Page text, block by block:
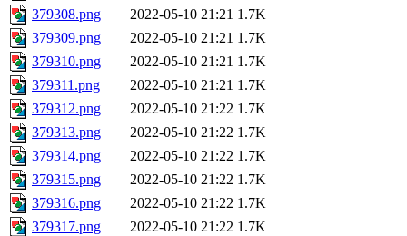
379308.png
2022-05-10 21:21 1.7K
379309.png
2022-05-10 21:21 1.7K
379310.png
2022-05-10 21:21 1.7K
379311.png
2022-05-10 21:21 1.7K
379312.png
2022-05-10 21:22 1.7K
379313.png
2022-05-10 21:22 1.7K
379314.png
2022-05-10 21:22 1.7K
379315.png
2022-05-10 21:22 1.7K
379316.png
2022-05-10 21:22 1.7K
379317.png
2022-05-10 21:22 1.7K